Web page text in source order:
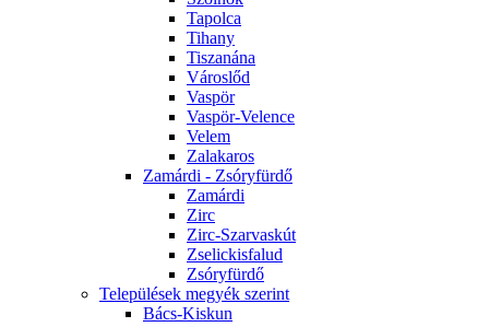
Tapolca
Tihany
Tiszanána
Városlőd
Vaspör
Vaspör-Velence
Velem
Zalakaros
Zamárdi - Zsóryfürdő
Zamárdi
Zirc
Zirc-Szarvaskút
Zselickisfalud
Zsóryfürdő
Települések megyék szerint
Bács-Kiskun